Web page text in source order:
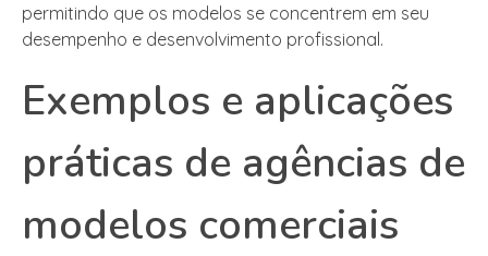
permitindo que os modelos se concentrem em seu
desempenho e desenvolvimento profissional.
Exemplos e aplicações
práticas de agências de
modelos comerciais